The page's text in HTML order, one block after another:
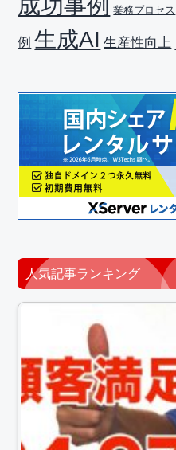
業務プロセス
例 生成AI 生産性向上
人気記事ランキング